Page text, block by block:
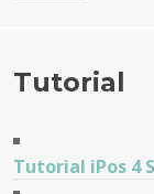
Tutorial
Tutorial iPos 4